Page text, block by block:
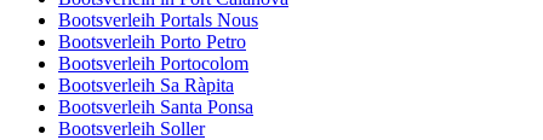
Bootsverleih Portals Nous
Bootsverleih Porto Petro
Bootsverleih Portocolom
Bootsverleih Sa Ràpita
Bootsverleih Santa Ponsa
Bootsverleih Soller